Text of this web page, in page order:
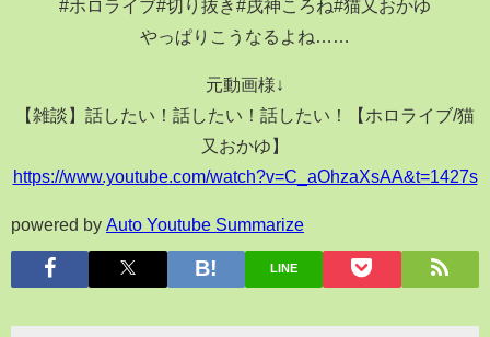
#ホロライブ#切り抜き#戌神ころね#猫又おかゆ
やっぱりこうなるよね……
元動画様↓
【雑談】話したい！話したい！話したい！【ホロライブ/猫
又おかゆ】
https://www.youtube.com/watch?v=C_aOhzaXsAA&t=1427s
powered by Auto Youtube Summarize
LINE